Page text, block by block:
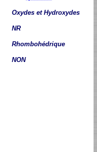
Oxydes et Hydroxydes
NR
Rhombohédrique
NON